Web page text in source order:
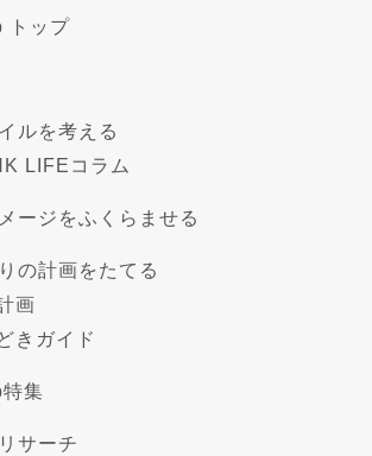
トップ
ルを考える
LIFEコラム
ージをふくらませる
の計画をたてる
画
きガイド
集
サーチ